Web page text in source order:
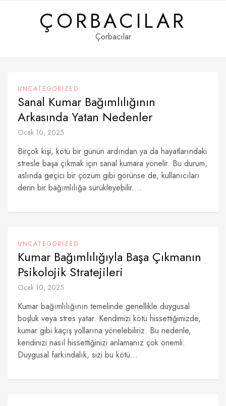
ÇORBACILAR
Çorbacılar
UNCATEGORIZED
Sanal Kumar Bağımlılığının
Arkasında Yatan Nedenler
Ocak 10, 2025
Birçok kişi, kötü bir günün ardından ya da hayatlarındaki
stresle başa çıkmak için sanal kumara yönelir. Bu durum,
aslında geçici bir çözüm gibi görünse de, kullanıcıları
derin bir bağımlılığa sürükleyebilir....
UNCATEGORIZED
Kumar Bağımlılığıyla Başa Çıkmanın
Psikolojik Stratejileri
Ocak 10, 2025
Kumar bağımlılığının temelinde genellikle duygusal
boşluk veya stres yatar. Kendimizi kötü hissettiğimizde,
kumar gibi kaçış yollarına yönelebiliriz. Bu nedenle,
kendinizi nasıl hissettiğinizi anlamanız çok önemli.
Duygusal farkındalık, sizi bu kötü...